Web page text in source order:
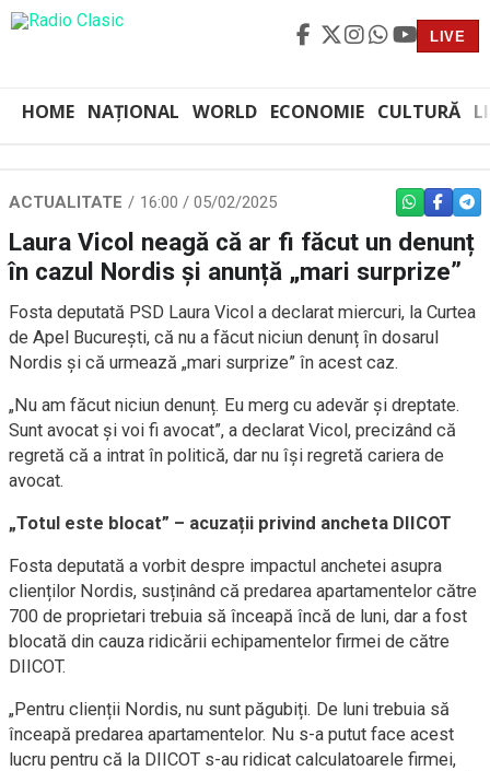
LIVE
HOME NAȚIONAL WORLD ECONOMIE CULTURĂ
ACTUALITATE 16:00 / 05/02/2025 WHATSAPP
Laura Vicol neagă că ar fi făcut un denunț
în cazul Nordis și anunță „mari surprize”
Fosta deputată PSD Laura Vicol a declarat miercuri, la Curtea
de Apel București, că nu a făcut niciun denunț în dosarul
Nordis și că urmează „mari surprize” în acest caz.
„Nu am făcut niciun denunț. Eu merg cu adevăr și dreptate.
Sunt avocat și voi fi avocat”, a declarat Vicol, precizând că
regretă că a intrat în politică, dar nu își regretă cariera de
avocat.
„Totul este blocat” – acuzații privind ancheta DIICOT
Fosta deputată a vorbit despre impactul anchetei asupra
clienților Nordis, susținând că predarea apartamentelor către
700 de proprietari trebuia să înceapă încă de luni, dar a fost
blocată din cauza ridicării echipamentelor firmei de către
DIICOT.
„Pentru clienții Nordis, nu sunt păgubiți. De luni trebuia să
înceapă predarea apartamentelor. Nu s-a putut face acest
lucru pentru că la DIICOT s-au ridicat calculatoarele firmei,